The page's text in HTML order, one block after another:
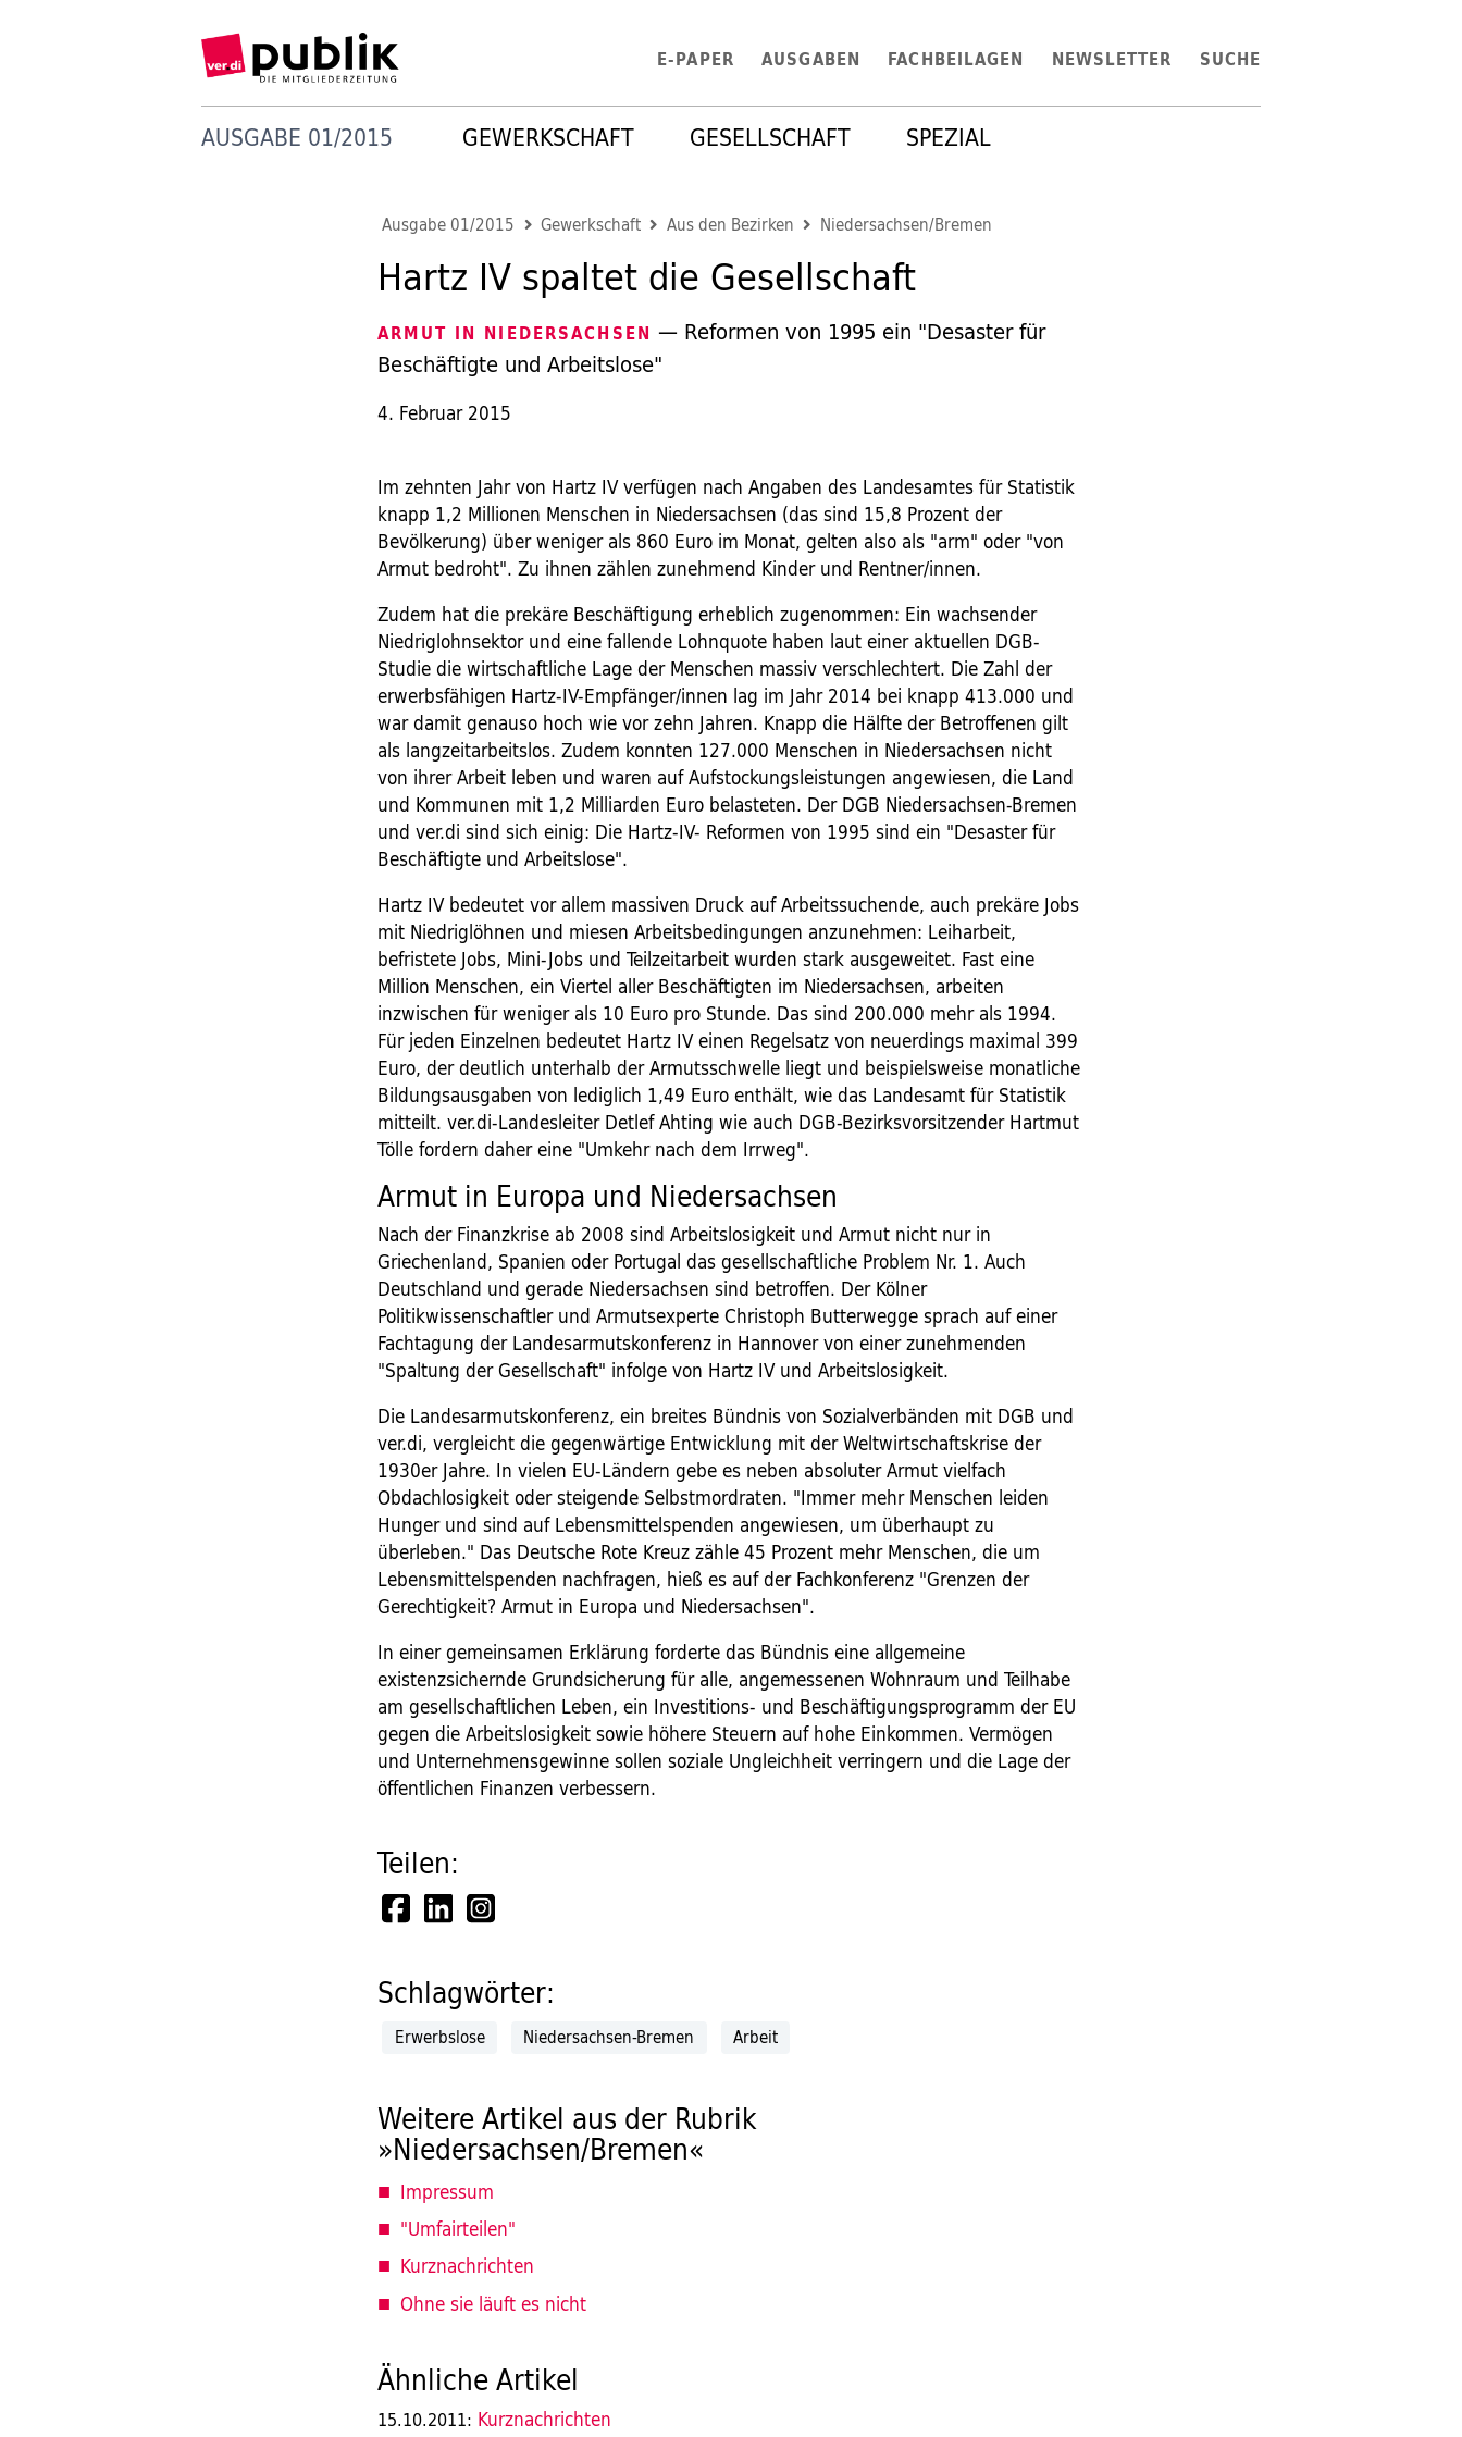
E-PAPER AUSGABEN FACHBEILAGEN NEWSLETTER SUCHE
AUSGABE 01/2015 GEWERKSCHAFT GESELLSCHAFT SPEZIAL
Ausgabe 01/2015 Gewerkschaft Aus den Bezirken Niedersachsen/Bremen
Hartz IV spaltet die Gesellschaft
ARMUT IN NIEDERSACHSEN — Reformen von 1995 ein "Desaster für
Beschäftigte und Arbeitslose"
4. Februar 2015
Im zehnten Jahr von Hartz IV verfügen nach Angaben des Landesamtes für Statistik
knapp 1,2 Millionen Menschen in Niedersachsen (das sind 15,8 Prozent der
Bevölkerung) über weniger als 860 Euro im Monat, gelten also als "arm" oder "von
Armut bedroht". Zu ihnen zählen zunehmend Kinder und Rentner/innen.
Zudem hat die prekäre Beschäftigung erheblich zugenommen: Ein wachsender
Niedriglohnsektor und eine fallende Lohnquote haben laut einer aktuellen DGB-
Studie die wirtschaftliche Lage der Menschen massiv verschlechtert. Die Zahl der
erwerbsfähigen Hartz-IV-Empfänger/innen lag im Jahr 2014 bei knapp 413.000 und
war damit genauso hoch wie vor zehn Jahren. Knapp die Hälfte der Betroffenen gilt
als langzeitarbeitslos. Zudem konnten 127.000 Menschen in Niedersachsen nicht
von ihrer Arbeit leben und waren auf Aufstockungsleistungen angewiesen, die Land
und Kommunen mit 1,2 Milliarden Euro belasteten. Der DGB Niedersachsen-Bremen
und ver.di sind sich einig: Die Hartz-IV- Reformen von 1995 sind ein "Desaster für
Beschäftigte und Arbeitslose".
Hartz IV bedeutet vor allem massiven Druck auf Arbeitssuchende, auch prekäre Jobs
mit Niedriglöhnen und miesen Arbeitsbedingungen anzunehmen: Leiharbeit,
befristete Jobs, Mini-Jobs und Teilzeitarbeit wurden stark ausgeweitet. Fast eine
Million Menschen, ein Viertel aller Beschäftigten im Niedersachsen, arbeiten
inzwischen für weniger als 10 Euro pro Stunde. Das sind 200.000 mehr als 1994.
Für jeden Einzelnen bedeutet Hartz IV einen Regelsatz von neuerdings maximal 399
Euro, der deutlich unterhalb der Armutsschwelle liegt und beispielsweise monatliche
Bildungsausgaben von lediglich 1,49 Euro enthält, wie das Landesamt für Statistik
mitteilt. ver.di-Landesleiter Detlef Ahting wie auch DGB-Bezirksvorsitzender Hartmut
Tölle fordern daher eine "Umkehr nach dem Irrweg".
Armut in Europa und Niedersachsen
Nach der Finanzkrise ab 2008 sind Arbeitslosigkeit und Armut nicht nur in
Griechenland, Spanien oder Portugal das gesellschaftliche Problem Nr. 1. Auch
Deutschland und gerade Niedersachsen sind betroffen. Der Kölner
Politikwissenschaftler und Armutsexperte Christoph Butterwegge sprach auf einer
Fachtagung der Landesarmutskonferenz in Hannover von einer zunehmenden
"Spaltung der Gesellschaft" infolge von Hartz IV und Arbeitslosigkeit.
Die Landesarmutskonferenz, ein breites Bündnis von Sozialverbänden mit DGB und
ver.di, vergleicht die gegenwärtige Entwicklung mit der Weltwirtschaftskrise der
1930er Jahre. In vielen EU-Ländern gebe es neben absoluter Armut vielfach
Obdachlosigkeit oder steigende Selbstmordraten. "Immer mehr Menschen leiden
Hunger und sind auf Lebensmittelspenden angewiesen, um überhaupt zu
überleben." Das Deutsche Rote Kreuz zähle 45 Prozent mehr Menschen, die um
Lebensmittelspenden nachfragen, hieß es auf der Fachkonferenz "Grenzen der
Gerechtigkeit? Armut in Europa und Niedersachsen".
In einer gemeinsamen Erklärung forderte das Bündnis eine allgemeine
existenzsichernde Grundsicherung für alle, angemessenen Wohnraum und Teilhabe
am gesellschaftlichen Leben, ein Investitions- und Beschäftigungsprogramm der EU
gegen die Arbeitslosigkeit sowie höhere Steuern auf hohe Einkommen. Vermögen
und Unternehmensgewinne sollen soziale Ungleichheit verringern und die Lage der
öffentlichen Finanzen verbessern.
Teilen:
Schlagwörter:
Erwerbslose Niedersachsen-Bremen Arbeit
Weitere Artikel aus der Rubrik
»Niedersachsen/Bremen«
Impressum
"Umfairteilen"
Kurznachrichten
Ohne sie läuft es nicht
Ähnliche Artikel
15.10.2011: Kurznachrichten